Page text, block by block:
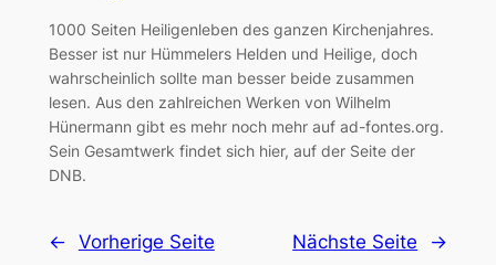
1000 Seiten Heiligenleben des ganzen Kirchenjahres.
Besser ist nur Hümmelers Helden und Heilige, doch
wahrscheinlich sollte man besser beide zusammen
lesen. Aus den zahlreichen Werken von Wilhelm
Hünermann gibt es mehr noch mehr auf ad-fontes.org.
Sein Gesamtwerk findet sich hier, auf der Seite der
DNB.
← Vorherige Seite Nächste Seite →